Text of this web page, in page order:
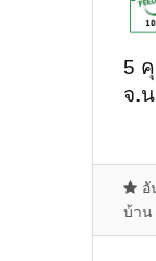
5
จ.
อั
บ้าน